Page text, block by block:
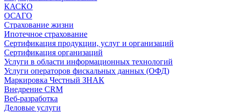
КАСКО
ОСАГО
Страхование жизни
Ипотечное страхование
Сертификация продукции, услуг и организаций
Сертификация организаций
Услуги в области информационных технологий
Услуги операторов фискальных данных (ОФД)
Маркировка Честный ЗНАК
Внедрение CRM
Веб-разработка
Деловые услуги